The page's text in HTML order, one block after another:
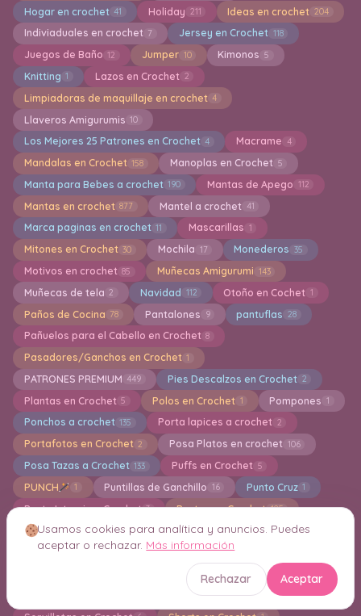
Hogar en crochet 41 Holiday 211 Ideas en crochet 204
Indiviaduales en crochet 7 Jersey en Crochet 118
Juegos de Baño 12 Jumper 10 Kimonos 5
Knitting 1 Lazos en Crochet 2
Limpiadoras de maquillaje en crochet 4
Llaveros Amigurumis 10
Los Mejores 25 Patrones en Crochet 4 Macrame 4
Mandalas en Crochet 158 Manoplas en Crochet 5
Manta para Bebes a crochet 190 Mantas de Apego 112
Mantas en crochet 877 Mantel a crochet 41
Marca paginas en crochet 11 Mascarillas 1
Mitones en Crochet 30 Mochila 17 Monederos 35
Motivos en crochet 85 Muñecas Amigurumi 143
Muñecas de tela 2 Navidad 112 Otoño en Cochet 1
Paños de Cocina 78 Pantalones 9 pantuflas 28
Pañuelos para el Cabello en Crochet 8
Pasadores/Ganchos en Crochet 1
PATRONES PREMIUM 449 Pies Descalzos en Crochet 2
Plantas en Crochet 5 Polos en Crochet 1 Pompones 1
Ponchos a crochet 135 Porta lapices a crochet 2
Portafotos en Crochet 2 Posa Platos en crochet 106
Posa Tazas a Crochet 133 Puffs en Crochet 5
PUNCH 1 Puntillas de Ganchillo 16 Punto Cruz 1
Punto Intarsia a Crochet 3 Puntos en Crochet 125
Reciclando en Crochet 16 Riñoneras en Crochet 12
Ropa y Accesorios para Bebes a Crochet 111
Saco para Dormir en Crochet
Usamos cookies para analítica y anuncios. Puedes
aceptar o rechazar. Más información
Rechazar Aceptar